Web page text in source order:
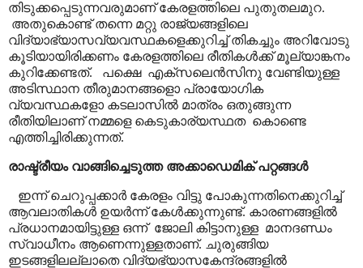
തിടുക്കപ്പെടുന്നവരുമാണ് കേരളത്തിലെ പുതുതലമുറ.
അതുകൊണ്ട് തന്നെ മറ്റു രാജ്യങ്ങളിലെ
വിദ്യാഭ്യാസവ്യവസ്ഥകളെക്കുറിച്ച് തികച്ചും അറിവോടു
കൂടിയായിരിക്കണം കേരളത്തിലെ രീതികൾക്ക് മൂല്യാങ്കനം
കുറിക്കേണ്ടത്.
പക്ഷെ എക്സലെൻസിനു വേണ്ടിയുള്ള
അടിസ്ഥാന തീരുമാനങ്ങളൊ പ്രായോഗിക
വ്യവസ്ഥകളോ കടലാസിൽ മാത്രം ഒതുങ്ങുന്ന
രീതിയിലാണ് നമ്മളെ കെടുകാര്യസ്ഥത കൊണ്ടെ
എത്തിച്ചിരിക്കുന്നത്.
രാഷ്ട്രീയം വാങ്ങിച്ചെടുത്ത അക്കാഡെമിക് പറ്റങ്ങൾ
ഇന്ന് ചെറുപ്പക്കാർ കേരളം വിട്ടു പോകുന്നതിനെക്കുറിച്ച്
ആവലാതികൾ ഉയർന്ന് കേൾക്കുന്നുണ്ട്. കാരണങ്ങളിൽ
പ്രധാനമായിട്ടുള്ള ഒന്ന് ജോലി കിട്ടാനുള്ള മാനദണ്ഡം
സ്വാധീനം ആണെന്നുള്ളതാണ്. ചുരുങ്ങിയ
ഇടങ്ങളിലല്ലാതെ വിദ്യഭ്യാസകേന്ദ്രങ്ങളിൽ